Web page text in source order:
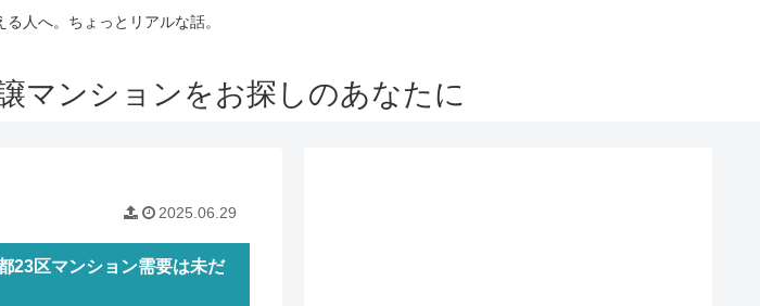
人へ。ちょっとリアルな話。
マンションをお探しのあなたに
2025.06.29
23区マンション需要は未だ